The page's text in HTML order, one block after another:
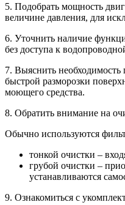
5. Подобрать мощность
величине давления, для
6. Уточнить наличие
без доступа к
7. Выяснить
быстрой разморозки
моющего средства.
8. Обратить внимание на
Обычно используются
тонкой очистки –
грубой очистки –
устанавливаются
9. Ознакомиться с